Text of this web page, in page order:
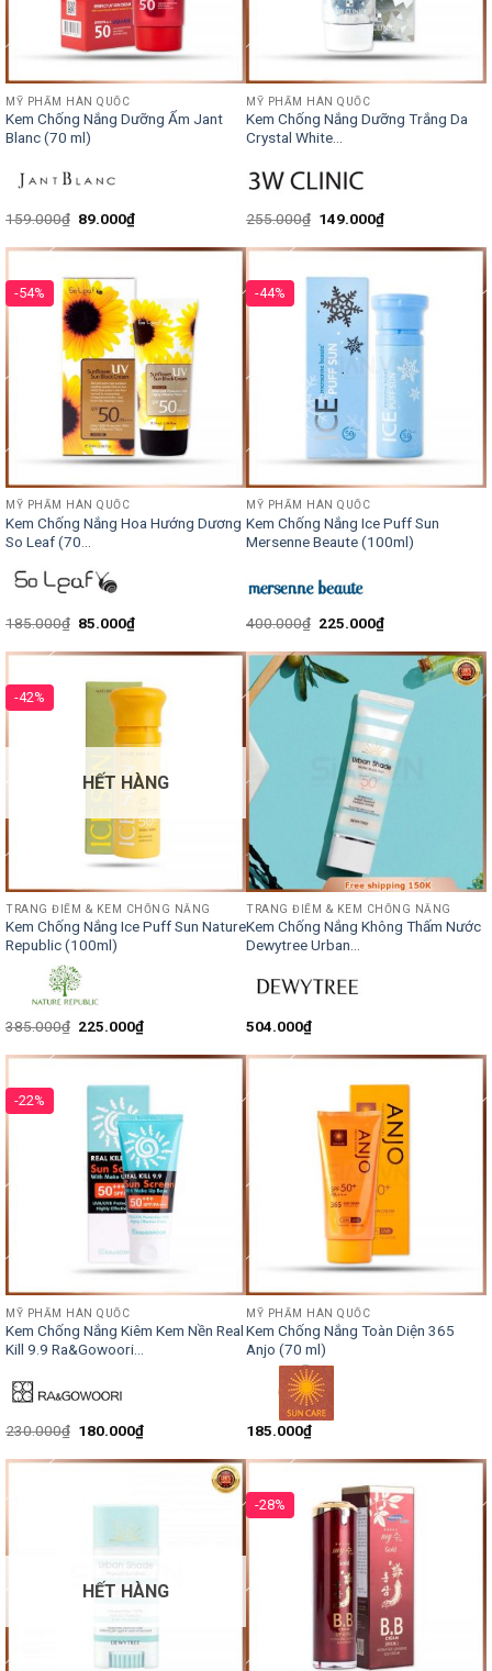
MỸ PHẨM HÀN QUỐC
Kem Chống Nắng Dưỡng Ẩm Jant
Blanc (70 ml)
159.000₫ 89.000₫
MỸ PHẨM HÀN QUỐC
Kem Chống Nắng Dưỡng Trắng Da
Crystal White...
255.000₫ 149.000₫
-54%
MỸ PHẨM HÀN QUỐC
Kem Chống Nắng Hoa Hướng Dương
So Leaf (70...
185.000₫ 85.000₫
-44%
MỸ PHẨM HÀN QUỐC
Kem Chống Nắng Ice Puff Sun
Mersenne Beaute (100ml)
400.000₫ 225.000₫
-42%
HẾT HÀNG
TRANG ĐIỂM & KEM CHỐNG NẮNG
Kem Chống Nắng Ice Puff Sun Nature
Republic (100ml)
385.000₫ 225.000₫
TRANG ĐIỂM & KEM CHỐNG NẮNG
Kem Chống Nắng Không Thấm Nước
Dewytree Urban...
504.000₫
-22%
MỸ PHẨM HÀN QUỐC
Kem Chống Nắng Kiêm Kem Nền Real
Kill 9.9 Ra&Gowoori...
230.000₫ 180.000₫
MỸ PHẨM HÀN QUỐC
Kem Chống Nắng Toàn Diện 365
Anjo (70 ml)
185.000₫
HẾT HÀNG
-28%